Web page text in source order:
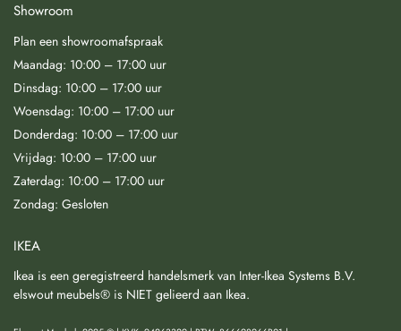
Showroom
Plan een showroomafspraak
Maandag: 10:00 – 17:00 uur
Dinsdag: 10:00 – 17:00 uur
Woensdag: 10:00 – 17:00 uur
Donderdag: 10:00 – 17:00 uur
Vrijdag: 10:00 – 17:00 uur
Zaterdag: 10:00 – 17:00 uur
Zondag: Gesloten
IKEA
Ikea is een geregistreerd handelsmerk van Inter-Ikea Systems B.V.
elswout meubels® is NIET gelieerd aan Ikea.